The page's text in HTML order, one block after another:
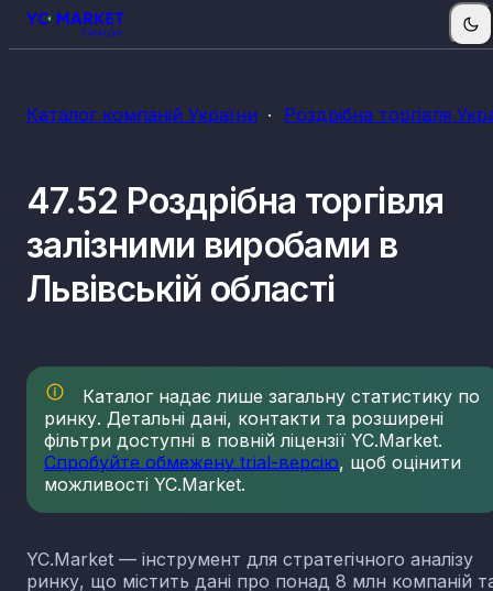
Каталог компаній України Роздрібна торгівля
47.52 Роздрібна торгівля
залізними виробами в
Львівській області
Каталог надає лише загальну статистику по
ринку. Детальні дані, контакти та розширені
фільтри доступні в повній ліцензії YC.Market.
Спробуйте обмежену trial-версію, щоб оцінити
можливості YC.Market.
YC.Market — інструмент для стратегічного аналізу
ринку, що містить дані про понад 8 млн компаній